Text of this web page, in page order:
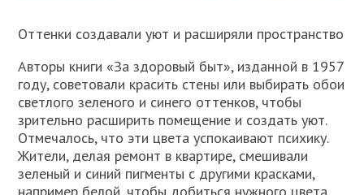
Оттенки создавали уют и расширяли пространство
Авторы книги «За здоровый быт», изданной в 1957
году, советовали красить стены или выбирать обои
светлого зеленого и синего оттенков, чтобы
зрительно расширить помещение и создать уют.
Отмечалось, что эти цвета успокаивают психику.
Жители, делая ремонт в квартире, смешивали
зеленый и синий пигменты с другими красками,